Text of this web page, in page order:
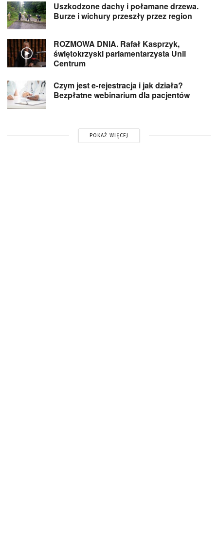
Uszkodzone dachy i połamane drzewa.
Burze i wichury przeszły przez region
ROZMOWA DNIA. Rafał Kasprzyk,
świętokrzyski parlamentarzysta Unii
Centrum
Czym jest e-rejestracja i jak działa?
Bezpłatne webinarium dla pacjentów
POKAŻ WIĘCEJ